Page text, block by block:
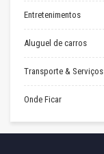
Entretenimentos
Aluguel de carros
Transporte & Serviços
Onde Ficar